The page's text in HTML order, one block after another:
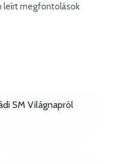
leírt megfontolások
SM Világnapról